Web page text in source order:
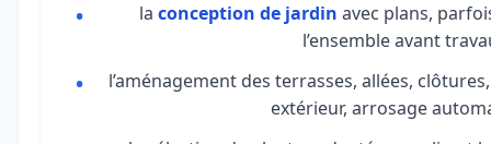
la conception de jardin avec plans,
l’ensemble avant
l’aménagement des terrasses, allées,
extérieur, arrosage